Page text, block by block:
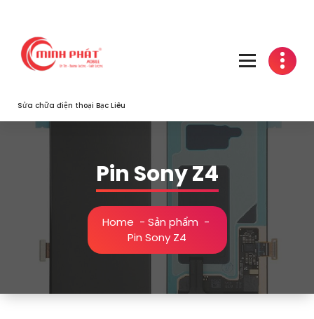
content
Sửa chữa điện thoại Bạc Liêu
Pin Sony Z4
Home - Sản phẩm -
Pin Sony Z4